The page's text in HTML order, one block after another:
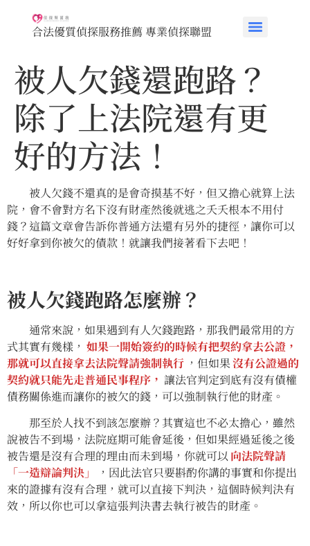
合法優質偵探服務推薦 專業偵探聯盟
被人欠錢還跑路？
除了上法院還有更
好的方法！
被人欠錢不還真的是會奇摸基不好，但又擔心就算上法
院，會不會對方名下沒有財產然後就逃之夭夭根本不用付
錢？這篇文章會告訴你普通方法還有另外的捷徑，讓你可以
好好拿到你被欠的債款！就讓我們接著看下去吧！
被人欠錢跑路怎麼辦？
通常來說，如果遇到有人欠錢跑路，那我們最常用的方
式其實有幾樣， 如果一開始簽約的時候有把契約拿去公證，
那就可以直接拿去法院聲請強制執行 ，但如果沒有公證過的
契約就只能先走普通民事程序， 讓法官判定到底有沒有債權
債務關係進而讓你的被欠的錢，可以強制執行他的財產。
那至於人找不到該怎麼辦？其實這也不必太擔心，雖然
說被告不到場，法院庭期可能會延後，但如果經過延後之後
被告還是沒有合理的理由而未到場，你就可以 向法院聲請
「一造辯論判決」
，因此法官只要斟酌你講的事實和你提出
來的證據有沒有合理，就可以直接下判決，這個時候判決有
效，所以你也可以拿這張判決書去執行被告的財產。